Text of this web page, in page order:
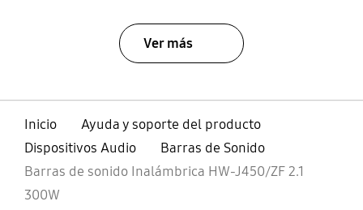
Ver más
Inicio
Ayuda y soporte del producto
Dispositivos Audio
Barras de Sonido
Barras de sonido Inalámbrica HW-J450/ZF 2.1
300W